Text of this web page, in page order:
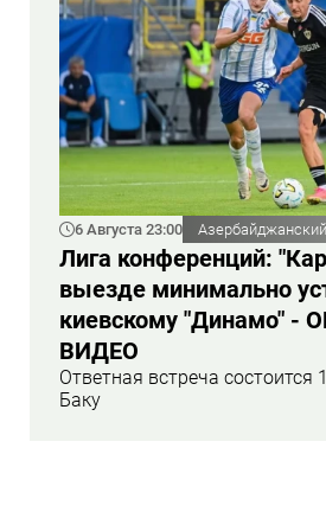
6 Августа 23:00
Лига конференций:
выезде минимально
киевскому "Динамо" -
ВИДЕО
Ответная встреча состоится
Баку